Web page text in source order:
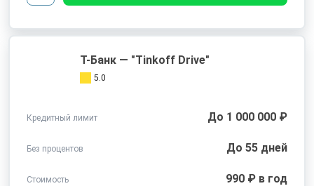
Т-Банк — "Tinkoff Drive"
5.0
Кредитный лимит До 1 000 000 ₽
Без процентов До 55 дней
Стоимость 990 ₽ в год